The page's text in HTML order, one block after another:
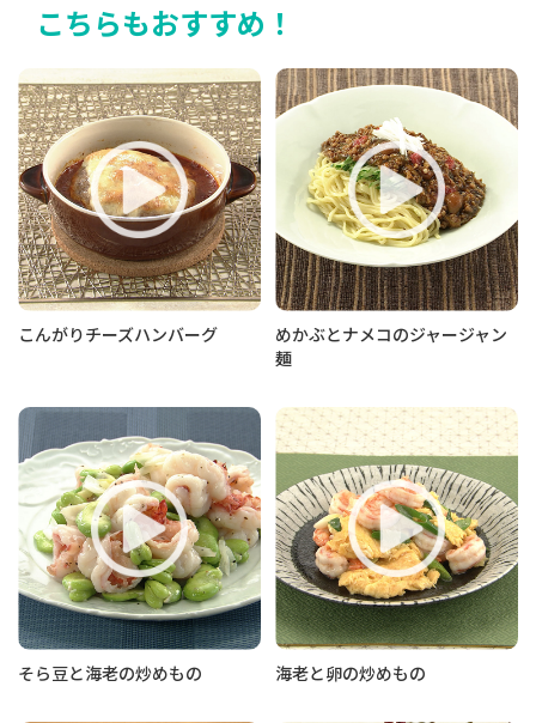
こちらもおすすめ！
こんがりチーズハンバーグ
めかぶとナメコのジャージャン
麺
そら豆と海老の炒めもの 海老と卵の炒めもの